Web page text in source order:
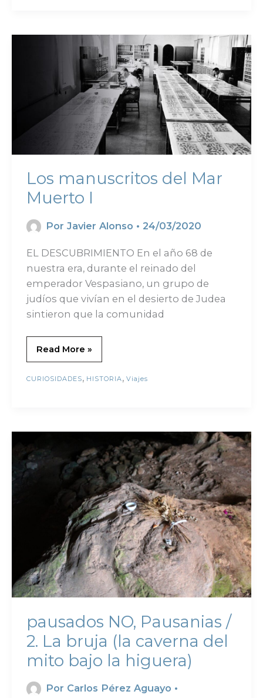
Los manuscritos del Mar
Muerto I
Por Javier Alonso • 24/03/2020
EL DESCUBRIMIENTO En el año 68 de
nuestra era, durante el reinado del
emperador Vespasiano, un grupo de
judíos que vivían en el desierto de Judea
sintieron que la comunidad
Read More »
CURIOSIDADES, HISTORIA, Viajes
pausados NO, Pausanias /
2. La bruja (la caverna del
mito bajo la higuera)
Por Carlos Pérez Aguayo •